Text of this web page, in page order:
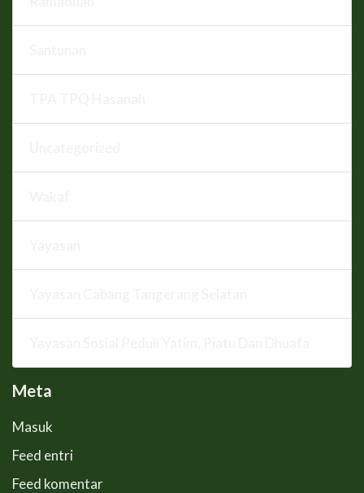
Meta
Masuk
Feed entri
Feed komentar